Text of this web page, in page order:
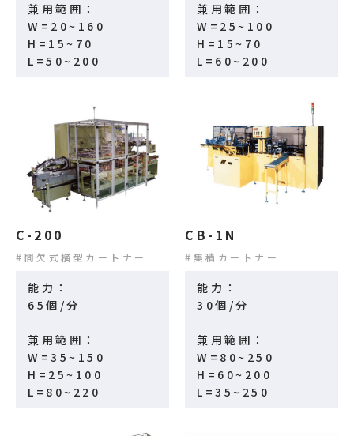
兼用範囲：
W=20~160
H=15~70
L=50~200
兼用範囲：
W=25~100
H=15~70
L=60~200
C-200
間欠式横型カートナー
能力：
65個/分
兼用範囲：
W=35~150
H=25~100
L=80~220
CB-1N
集積カートナー
能力：
30個/分
兼用範囲：
W=80~250
H=60~200
L=35~250